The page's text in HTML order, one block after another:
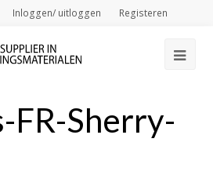
Inloggen/ uitloggen Registeren
FR-Sherry-